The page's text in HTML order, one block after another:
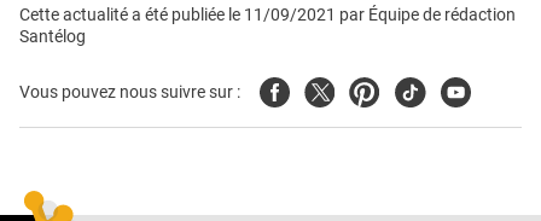
Cette actualité a été publiée le 11/09/2021 par Équipe de rédaction
Santélog
Vous pouvez nous suivre sur : FacebookTwitterPinterest
TiktokYoutube